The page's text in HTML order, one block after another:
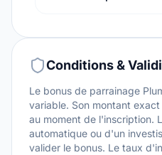
Conditions &
Le bonus de parrainage
variable. Son montant
au moment de l'inscription.
automatique ou d'un
valider le bonus. Le taux